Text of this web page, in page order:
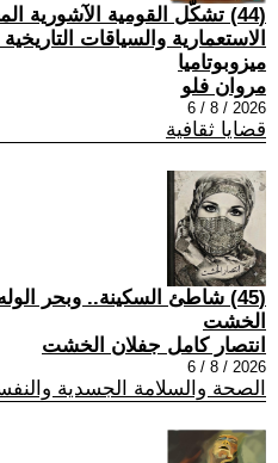
(44) تشكُّل القومية الآشورية
الاستعمارية والسياقات
ميزوبوتاميا
مروان فلو
2026 / 8 / 6
قضايا ثقافية
(45) شاطئ السكينة.. وبحر
الخشت
انتصار كامل جفلان الخشت
2026 / 8 / 6
الصحة والسلامة الجسدية